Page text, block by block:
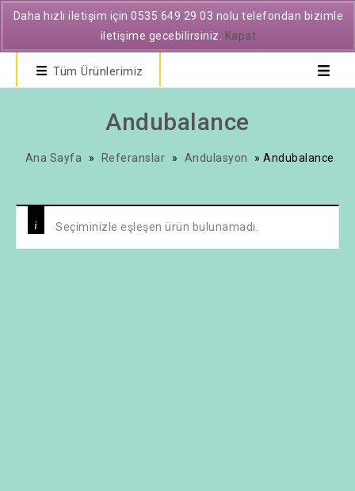
Tüm Ürünlerimiz
Andubalance
Ana Sayfa » Referanslar » Andulasyon » Andubalance
Seçiminizle eşleşen ürün bulunamadı.
Daha hızlı iletişim için 0535 649 29 03 nolu telefondan bizimle
iletişime gecebilirsiniz.
Kapat